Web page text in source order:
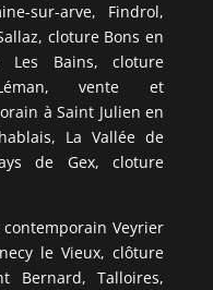
sur-arve, Findrol,
cloture Bons en
Les Bains, cloture
Léman, vente et
à Saint Julien en
La Vallée de
de Gex, cloture
Veyrier
le Vieux, clôture
Bernard, Talloires,